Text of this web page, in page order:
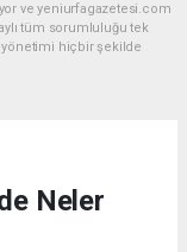
ve yeniurfagazetesi.com
tüm sorumluluğu tek
yönetimi hiçbir şekilde
Neler